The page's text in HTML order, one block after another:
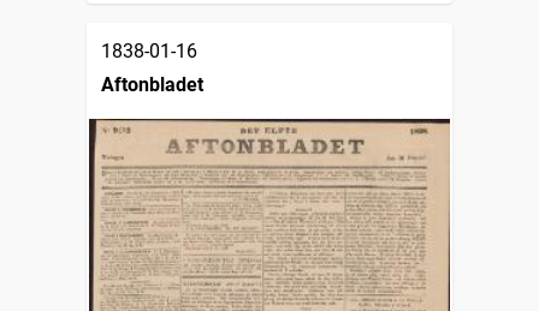
1838-01-16
Aftonbladet